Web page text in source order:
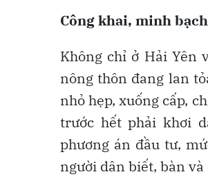
Công khai, minh
Không chỉ ở Hải Yên
nông thôn đang lan
nhỏ hẹp, xuống cấp,
trước hết phải khơi
phương án đầu tư,
người dân biết, bàn